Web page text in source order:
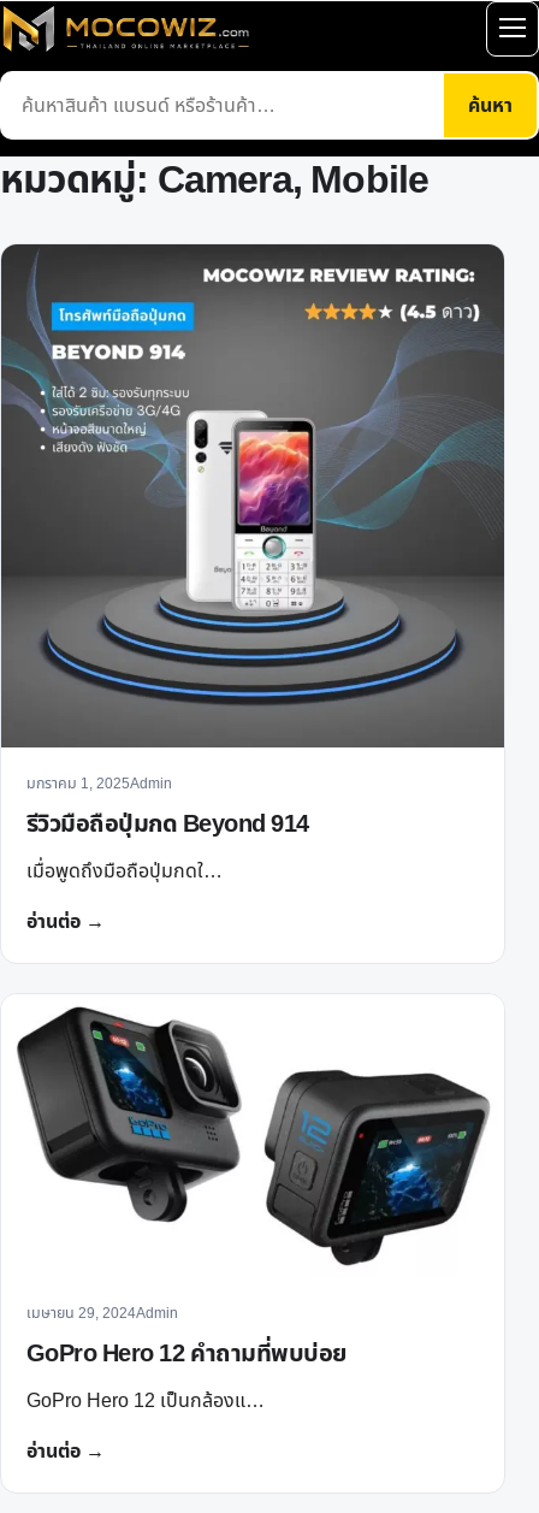
ข้าม
ไป
ยัง
เนื้อหา
ค้นหา
สินค้า
ค้นหา
เปิ
เม
หมวดหมู่: Camera, Mobile
มกราคม 1, 2025Admin
รีวิวมือถือปุ่มกด Beyond 914
เมื่อพูดถึงมือถือปุ่มกดใ…
อ่านต่อ →
เมษายน 29, 2024Admin
GoPro Hero 12 คำถามที่พบบ่อย
GoPro Hero 12 เป็นกล้องแ…
อ่านต่อ →